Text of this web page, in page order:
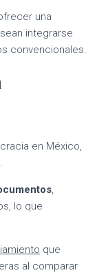
una
integrarse
convencionales.
en México,
,
lo que
que
al comparar